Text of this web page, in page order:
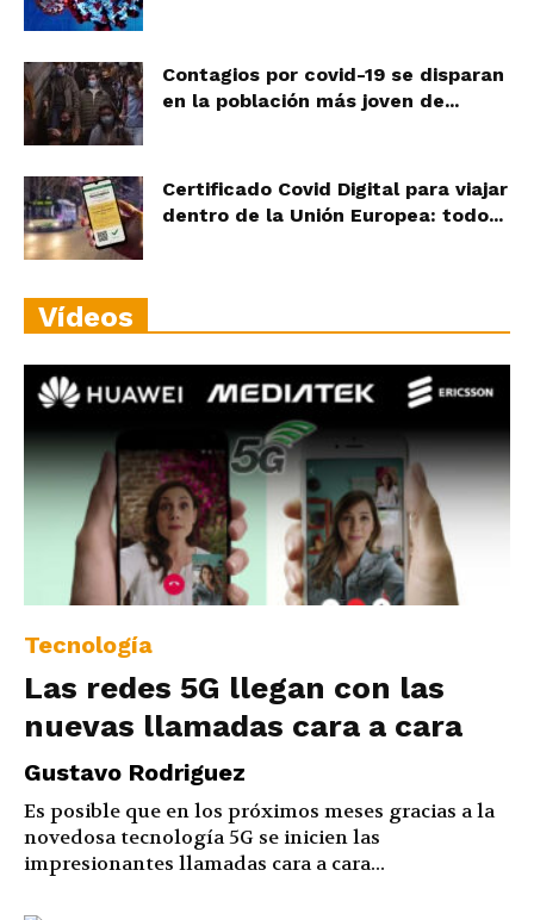
Contagios por covid-19 se disparan
en la población más joven de...
Certificado Covid Digital para viajar
dentro de la Unión Europea: todo...
Vídeos
Tecnología
Las redes 5G llegan con las
nuevas llamadas cara a cara
Gustavo Rodriguez
Es posible que en los próximos meses gracias a la
novedosa tecnología 5G se inicien las
impresionantes llamadas cara a cara...